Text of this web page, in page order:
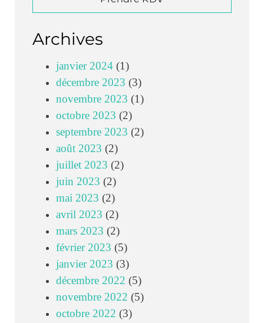
Archives
janvier 2024 (1)
décembre 2023 (3)
novembre 2023 (1)
octobre 2023 (2)
septembre 2023 (2)
août 2023 (2)
juillet 2023 (2)
juin 2023 (2)
mai 2023 (2)
avril 2023 (2)
mars 2023 (2)
février 2023 (5)
janvier 2023 (3)
décembre 2022 (5)
novembre 2022 (5)
octobre 2022 (3)